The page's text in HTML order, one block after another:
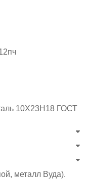
10Х23Н18 ГОСТ
металл Вуда).